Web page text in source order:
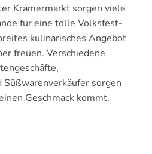
Kramermarkt sorgen viele
für eine tolle Volksfest-
kulinarisches Angebot
freuen. Verschiedene
sorgen
Geschmack kommt.